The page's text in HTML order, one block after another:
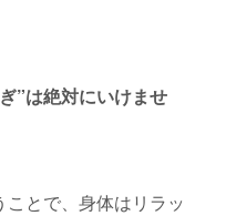
”は絶対にいけませ
とで、身体はリラッ